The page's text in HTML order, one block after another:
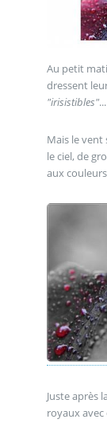
Au petit
dressent
"irisistibles"...
Mais le vent
le ciel, de
aux
Juste après
royaux